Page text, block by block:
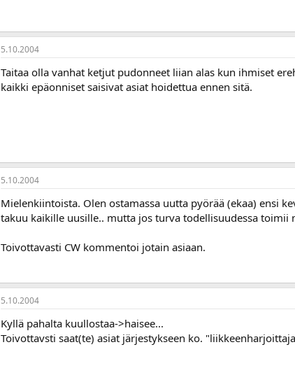
5.10.2004
Taitaa olla vanhat ketjut pudonneet liian alas kun ihmiset
kaikki epäonniset saisivat asiat hoidettua ennen sitä.
5.10.2004
Mielenkiintoista. Olen ostamassa uutta pyörää (ekaa) ensi
takuu kaikille uusille.. mutta jos turva todellisuudessa
Toivottavasti CW kommentoi jotain asiaan.
5.10.2004
Kyllä pahalta kuullostaa->haisee...
Toivottavsti saat(te) asiat järjestykseen ko.